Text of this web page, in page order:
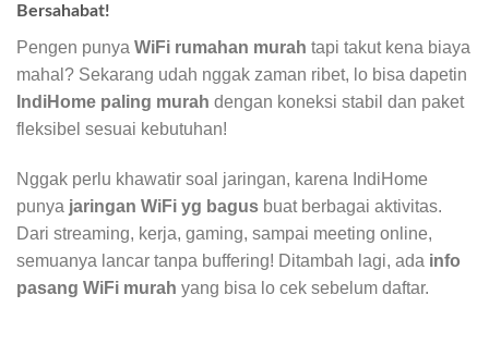
Bersahabat!
Pengen punya WiFi rumahan murah tapi takut kena biaya
mahal? Sekarang udah nggak zaman ribet, lo bisa dapetin
IndiHome paling murah dengan koneksi stabil dan paket
fleksibel sesuai kebutuhan!
Nggak perlu khawatir soal jaringan, karena IndiHome
punya jaringan WiFi yg bagus buat berbagai aktivitas.
Dari streaming, kerja, gaming, sampai meeting online,
semuanya lancar tanpa buffering! Ditambah lagi, ada info
pasang WiFi murah yang bisa lo cek sebelum daftar.